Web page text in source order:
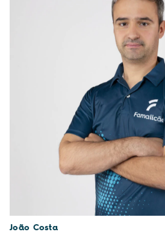
João Costa